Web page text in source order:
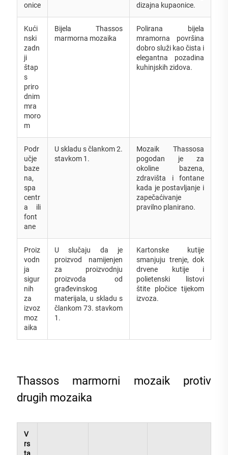
onice
dizajna kupaonice.
Kući
nski
zadn
ji
štap
s
priro
dnim
mra
moro
m
Bijela Thassos
marmorna mozaika
Polirana bijela
mramorna površina
dobro služi kao čista i
elegantna pozadina
kuhinjskih zidova.
Podr
učje
baze
na,
spa
centr
a ili
font
ane
U skladu s člankom 2.
stavkom 1.
Mozaik Thassosa
pogodan je za
okoline bazena,
zdravišta i fontane
kada je postavljanje i
zapečaćivanje
pravilno planirano.
Proiz
vodn
ja
sigur
nih
za
izvoz
moz
aika
U slučaju da je
proizvod namijenjen
za proizvodnju
proizvoda od
građevinskog
materijala, u skladu s
člankom 73. stavkom
1.
Kartonske kutije
smanjuju trenje, dok
drvene kutije i
polietenski listovi
štite pločice tijekom
izvoza.
Thassos marmorni mozaik protiv
drugih mozaika
V
rs
ta